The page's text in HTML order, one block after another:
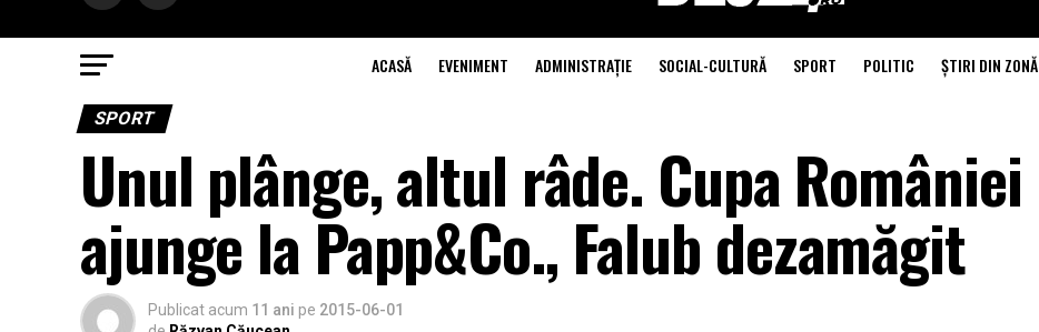
ACASĂ EVENIMENT ADMINISTRAŢIE SOCIAL-CULTURĂ SPORT POLITIC ŞTIRI DIN ZONĂ
SPORT
Unul plânge, altul râde. Cupa României
ajunge la Papp&Co., Falub dezamăgit
Publicat acum 11 ani pe 2015-06-01